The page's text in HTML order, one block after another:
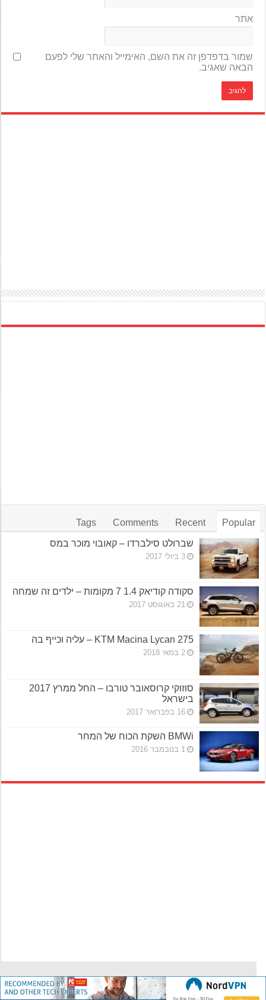
אתר
שמור בדפדפן זה את השם, האימייל והאתר שלי לפעם
הבאה שאגיב.
Popular
Recent
Comments
Tags
שברולט סילברדו – קאובוי מוכר במס
3 ביולי 2017
סקודה קודיאק 1.4 7 מקומות – ילדים זה שמחה
21 באוגוסט 2017
KTM Macina Lycan 275 – עליה וכייף בה
2 במאי 2018
סוזוקי קרוסאובר טורבו – החל ממרץ 2017
בישראל
16 בפברואר 2017
BMWi השקת הכוח של המחר
1 בנובמבר 2016